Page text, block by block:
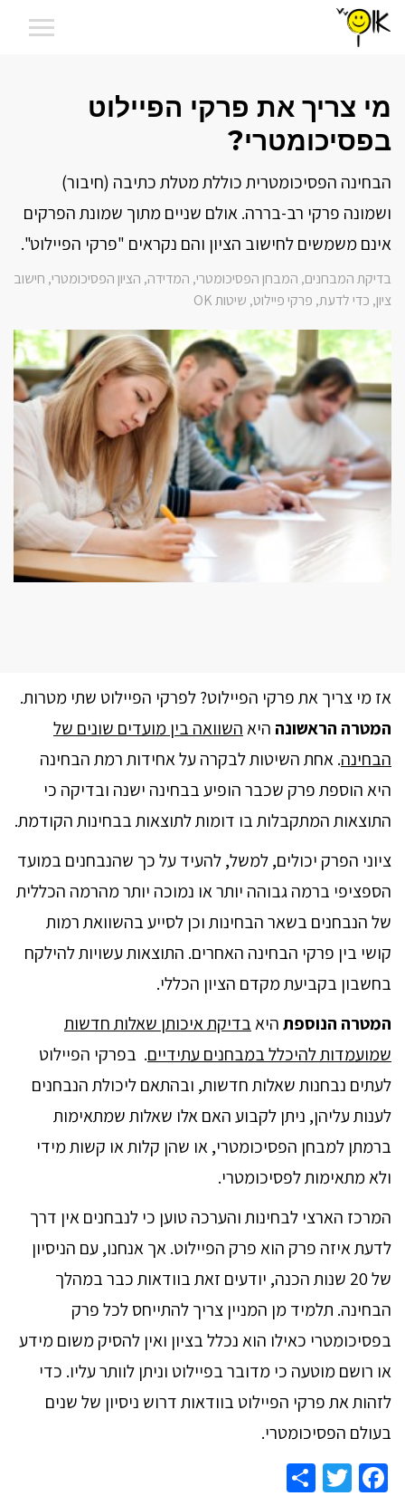
מי צריך את פרקי הפיילוט
בפסיכומטרי?
הבחינה הפסיכומטרית כוללת מטלת כתיבה (חיבור)
ושמונה פרקי רב-בררה. אולם שניים מתוך שמונת הפרקים
אינם משמשים לחישוב הציון והם נקראים "פרקי הפיילוט".
בדיקת המבחנים, המבחן הפסיכומטרי, המדידה, הציון הפסיכומטרי, חישוב
ציון, כדי לדעת, פרקי פיילוט, שיטות OK
אז מי צריך את פרקי הפיילוט? לפרקי הפיילוט שתי מטרות.
המטרה הראשונה היאהשוואה בין מועדים שונים של
הבחינה. אחת השיטות לבקרה על אחידות רמת הבחינה
היא הוספת פרק שכבר הופיע בבחינה ישנה ובדיקה כי
התוצאות המתקבלות בו דומות לתוצאות בבחינות הקודמת.
ציוני הפרק יכולים, למשל, להעיד על כך שהנבחנים במועד
הספציפי ברמה גבוהה יותר או נמוכה יותר מהרמה הכללית
של הנבחנים בשאר הבחינות וכן לסייע בהשוואת רמות
קושי בין פרקי הבחינה האחרים. התוצאות עשויות להילקח
בחשבון בקביעת מקדם הציון הכללי.
המטרה הנוספתהיאבדיקת איכותן שאלות חדשות
שמועמדות להיכלל במבחנים עתידיים. בפרקי הפיילוט
לעתים נבחנות שאלות חדשות, ובהתאם ליכולת הנבחנים
לענות עליהן, ניתן לקבוע האם אלו שאלות שמתאימות
ברמתן למבחן הפסיכומטרי, או שהן קלות או קשות מידי
ולא מתאימות לפסיכומטרי.
המרכז הארצי לבחינות והערכה טוען כי לנבחנים אין דרך
לדעת איזה פרק הוא פרק הפיילוט. אך אנחנו, עם הניסיון
של 20 שנות הכנה, יודעים זאת בוודאות כבר במהלך
הבחינה. תלמיד מן המניין צריך להתייחס לכל פרק
בפסיכומטרי כאילו הוא נכלל בציון ואין להסיק משום מידע
או רושם מוטעה כי מדובר בפיילוט וניתן לוותר עליו. כדי
לזהות את פרקי הפיילוט בוודאות דרוש ניסיון של שנים
בעולם הפסיכומטרי.
Facebook
Twitter